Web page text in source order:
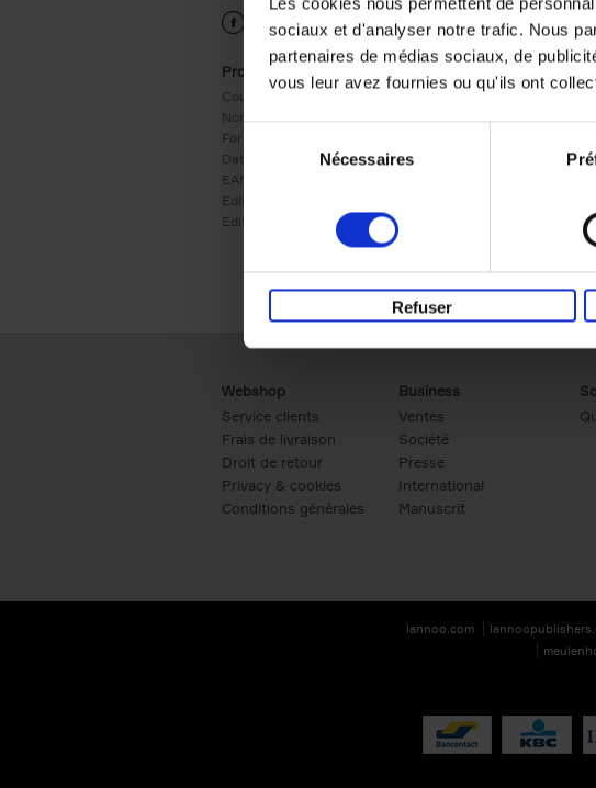
sociaux et d'analyser notre trafic. Nous
partenaires de médias sociaux, de
vous leur avez fournies ou qu'ils ont
du
Nécessaires
Refuser
Product details
Couverture:
Nombre de pages:
Format:
Date de parution: 03/07/2023
EAN:
Editeur:
Edition:
Webshop
Service clients
Frais de livraison
Droit de retour
Privacy & cookies
Conditions générales
Business
Ventes
Société
Presse
International
Manuscrit
lannoo.com